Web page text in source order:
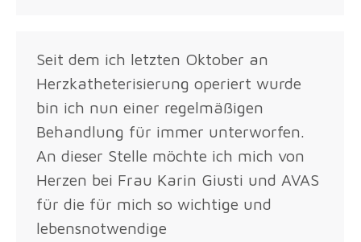
Seit dem ich letzten Oktober an
Herzkatheterisierung operiert wurde
bin ich nun einer regelmäßigen
Behandlung für immer unterworfen.
An dieser Stelle möchte ich mich von
Herzen bei Frau Karin Giusti und AVAS
für die für mich so wichtige und
lebensnotwendige